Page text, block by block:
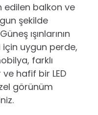
edilen balkon ve
şekilde
ışınlarının
uygun perde,
farklı
hafif bir LED
görünüm